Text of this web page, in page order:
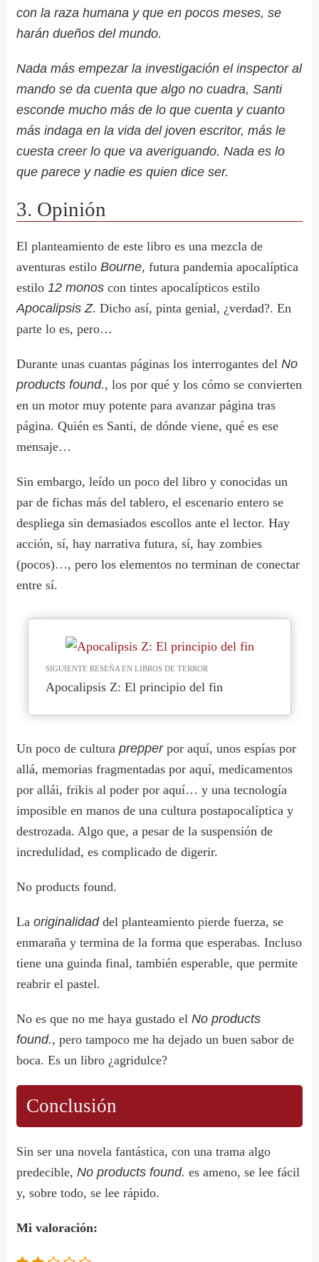
con la raza humana y que en pocos meses, se
harán dueños del mundo.
Nada más empezar la investigación el inspector al
mando se da cuenta que algo no cuadra, Santi
esconde mucho más de lo que cuenta y cuanto
más indaga en la vida del joven escritor, más le
cuesta creer lo que va averiguando. Nada es lo
que parece y nadie es quien dice ser.
3. Opinión
El planteamiento de este libro es una mezcla de
aventuras estiloBourne, futura pandemia apocalíptica
estilo 12 monos con tintes apocalípticos estilo
Apocalipsis Z. Dicho así, pinta genial, ¿verdad?. En
parte lo es, pero…
Durante unas cuantas páginas los interrogantes delNo
products found., los por qué y los cómo se convierten
en un motor muy potente para avanzar página tras
página. Quién es Santi, de dónde viene, qué es ese
mensaje…
Sin embargo, leído un poco del libro y conocidas un
par de fichas más del tablero, el escenario entero se
despliega sin demasiados escollos ante el lector. Hay
acción, sí, hay narrativa futura, sí, hay zombies
(pocos)…, pero los elementos no terminan de conectar
entre sí.
SIGUIENTE RESEÑA EN LIBROS DE TERROR
Apocalipsis Z: El principio del fin
Un poco de culturaprepperpor aquí, unos espías por
allá, memorias fragmentadas por aquí, medicamentos
por allái, frikis al poder por aquí… y una tecnología
imposible en manos de una cultura postapocalíptica y
destrozada. Algo que, a pesar de la suspensión de
incredulidad, es complicado de digerir.
No products found.
Laoriginalidaddel planteamiento pierde fuerza, se
enmaraña y termina de la forma que esperabas. Incluso
tiene una guinda final, también esperable, que permite
reabrir el pastel.
No es que no me haya gustado elNo products
found., pero tampoco me ha dejado un buen sabor de
boca. Es un libro ¿agridulce?
Conclusión
Sin ser una novela fantástica, con una trama algo
predecible,No products found. es ameno, se lee fácil
y, sobre todo, se lee rápido.
Mi valoración: